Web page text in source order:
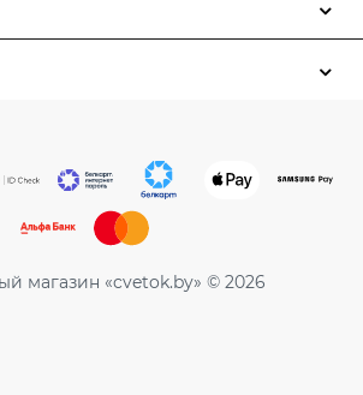
магазин «cvetok.by» © 2026